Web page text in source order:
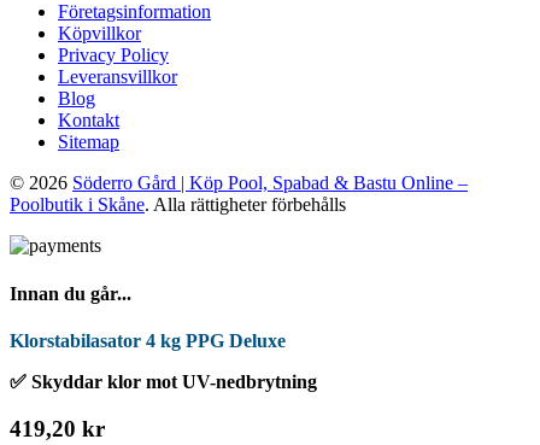
Företagsinformation
Köpvillkor
Privacy Policy
Leveransvillkor
Blog
Kontakt
Sitemap
© 2026 Söderro Gård | Köp Pool, Spabad & Bastu Online –
Poolbutik i Skåne. Alla rättigheter förbehålls
Innan du går...
Klorstabilasator 4 kg PPG Deluxe
✅ Skyddar klor mot UV-nedbrytning
419,20 kr